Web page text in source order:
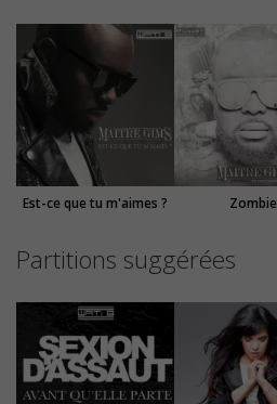
Est-ce que tu m'aimes ? Zombie
Partitions suggérées